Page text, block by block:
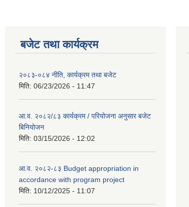
बजेट तथा कार्यक्रम
२०८३-०८४ नीति, कार्यक्रम तथा बजेट
मिति: 06/23/2026 - 11:47
आ.व. २०८२/८३ कार्यक्रम / परियोजना अनुसार बजेट
बिनियोजन
मिति: 03/15/2026 - 12:02
आ.व. २०८२-८३ Budget appropriation in
accordance with program project
मिति: 10/12/2025 - 11:07